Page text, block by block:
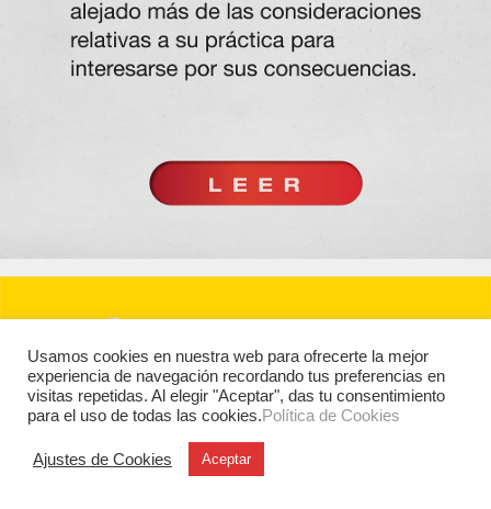
Usamos cookies en nuestra web para ofrecerte la mejor
experiencia de navegación recordando tus preferencias en
visitas repetidas. Al elegir "Aceptar", das tu consentimiento
para el uso de todas las cookies.Política de Cookies
Ajustes de Cookies Aceptar